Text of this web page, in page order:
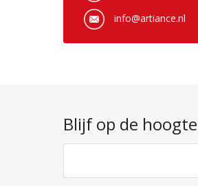
info@artiance.nl
Blijf op de hoogte